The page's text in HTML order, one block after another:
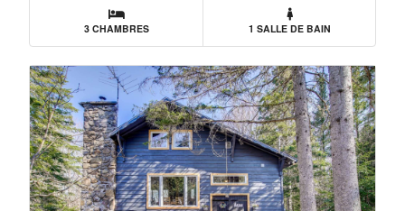
3 CHAMBRES 1 SALLE DE BAIN